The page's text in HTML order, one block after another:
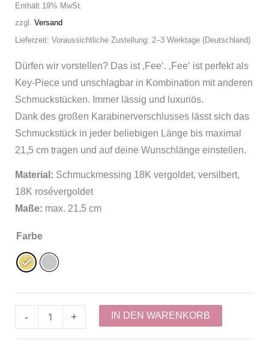
Enthält 19% MwSt.
zzgl. Versand
Lieferzeit: Voraussichtliche Zustellung: 2–3 Werktage (Deutschland)
Dürfen wir vorstellen? Das ist ‚Fee‘. ‚Fee‘ ist perfekt als
Key-Piece und unschlagbar in Kombination mit anderen
Schmuckstücken. Immer lässig und luxuriös.
Dank des großen Karabinerverschlusses lässt sich das
Schmuckstück in jeder beliebigen Länge bis maximal
21,5 cm tragen und auf deine Wunschlänge einstellen.
Material: Schmuckmessing 18K vergoldet, versilbert,
18K rosévergoldet
Maße: max. 21,5 cm
Farbe
- + IN DEN WARENKORB